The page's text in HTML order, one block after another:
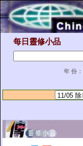
每日靈修小品
年 份：